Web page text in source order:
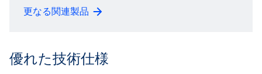
更なる関連製品
優れた技術仕様